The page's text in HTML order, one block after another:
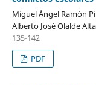
Miguel Ángel Ramón
Alberto José Olalde
135-142
PDF